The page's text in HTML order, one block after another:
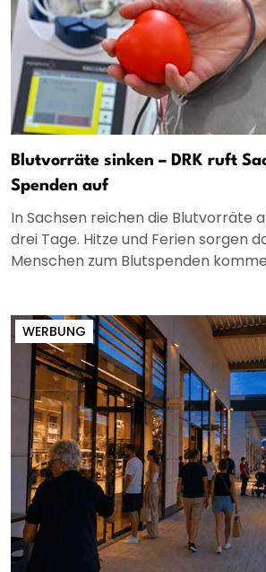
Blutvorräte sinken – DRK ruft
Spenden auf
In Sachsen reichen die Blutvorräte
drei Tage. Hitze und Ferien sorgen
Menschen zum Blutspenden
WERBUNG